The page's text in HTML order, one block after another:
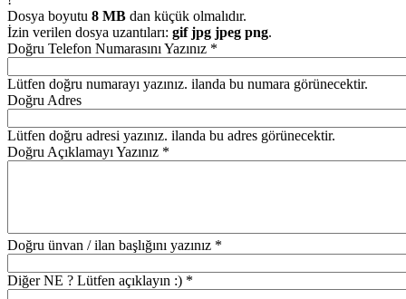
Dosya boyutu 8 MB dan küçük olmalıdır.
İzin verilen dosya uzantıları: gif jpg jpeg png.
Doğru Telefon Numarasını Yazınız *
Lütfen doğru numarayı yazınız. ilanda bu numara görünecektir.
Doğru Adres
Lütfen doğru adresi yazınız. ilanda bu adres görünecektir.
Doğru Açıklamayı Yazınız *
Doğru ünvan / ilan başlığını yazınız *
Diğer NE ? Lütfen açıklayın :) *